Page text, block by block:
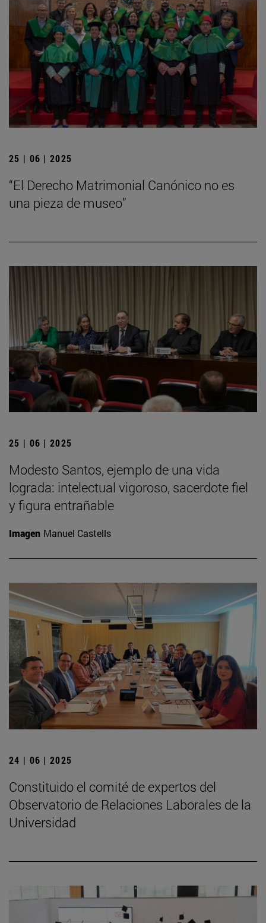
25 | 06 | 2025
“El Derecho Matrimonial Canónico no es
una pieza de museo”
25 | 06 | 2025
Modesto Santos, ejemplo de una vida
lograda: intelectual vigoroso, sacerdote fiel
y figura entrañable
Imagen Manuel Castells
24 | 06 | 2025
Constituido el comité de expertos del
Observatorio de Relaciones Laborales de la
Universidad